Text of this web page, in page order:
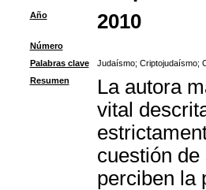
Año 2010
Número
Palabras clave
Judaísmo; Criptojudaísmo;
Resumen
La autora
vital
cuestión
perciben la